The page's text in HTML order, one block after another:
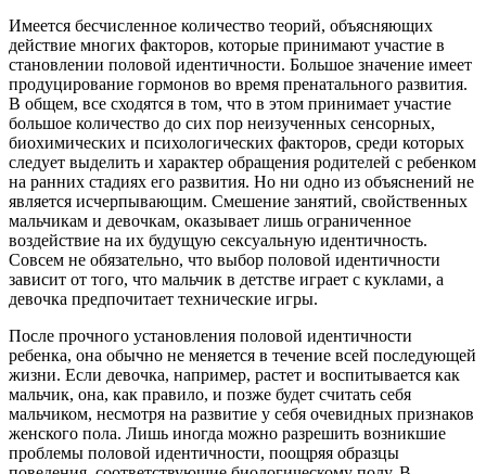
Имеется бесчисленное количество теорий, объясняющих
действие многих факторов, которые принимают участие в
становлении половой идентичности. Большое значение имеет
продуцирование гормонов во время пренатального развития.
В общем, все сходятся в том, что в этом принимает участие
большое количество до сих пор неизученных сенсорных,
биохимических и психологических факторов, среди которых
следует выделить и характер обращения родителей с ребенком
на ранних стадиях его развития. Но ни одно из объяснений не
является исчерпывающим. Смешение занятий, свойственных
мальчикам и девочкам, оказывает лишь ограниченное
воздействие на их будущую сексуальную идентичность.
Совсем не обязательно, что выбор половой идентичности
зависит от того, что мальчик в детстве играет с куклами, а
девочка предпочитает технические игры.
После прочного установления половой идентичности
ребенка, она обычно не меняется в течение всей последующей
жизни. Если девочка, например, растет и воспитывается как
мальчик, она, как правило, и позже будет считать себя
мальчиком, несмотря на развитие у себя очевидных признаков
женского пола. Лишь иногда можно разрешить возникшие
проблемы половой идентичности, поощряя образцы